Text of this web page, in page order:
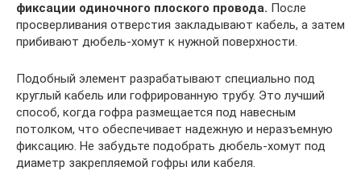
фиксации одиночного плоского провода. После
просверливания отверстия закладывают кабель, а затем
прибивают дюбель-хомут к нужной поверхности.
Подобный элемент разрабатывают специально под
круглый кабель или гофрированную трубу. Это лучший
способ, когда гофра размещается под навесным
потолком, что обеспечивает надежную и неразъемную
фиксацию. Не забудьте подобрать дюбель-хомут под
диаметр закрепляемой гофры или кабеля.